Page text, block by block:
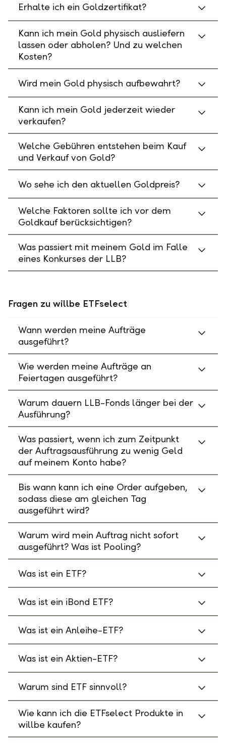
Erhalte ich ein Goldzertifikat?
Kann ich mein Gold physisch ausliefern
lassen oder abholen? Und zu welchen
Kosten?
Wird mein Gold physisch aufbewahrt?
Kann ich mein Gold jederzeit wieder
verkaufen?
Welche Gebühren entstehen beim Kauf
und Verkauf von Gold?
Wo sehe ich den aktuellen Goldpreis?
Welche Faktoren sollte ich vor dem
Goldkauf berücksichtigen?
Was passiert mit meinem Gold im Falle
eines Konkurses der LLB?
Fragen zu willbe ETFselect
Wann werden meine Aufträge
ausgeführt?
Wie werden meine Aufträge an
Feiertagen ausgeführt?
Warum dauern LLB-Fonds länger bei der
Ausführung?
Was passiert, wenn ich zum Zeitpunkt
der Auftragsausführung zu wenig Geld
auf meinem Konto habe?
Bis wann kann ich eine Order aufgeben,
sodass diese am gleichen Tag
ausgeführt wird?
Warum wird mein Auftrag nicht sofort
ausgeführt? Was ist Pooling?
Was ist ein ETF?
Was ist ein iBond ETF?
Was ist ein Anleihe-ETF?
Was ist ein Aktien-ETF?
Warum sind ETF sinnvoll?
Wie kann ich die ETFselect Produkte in
willbe kaufen?